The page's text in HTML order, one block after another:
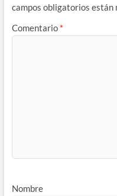
campos obligatorios están
Comentario *
Nombre